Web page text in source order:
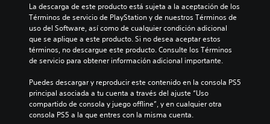
La descarga de este producto está sujeta a la aceptación de los
Términos de servicio de PlayStation y de nuestros Términos de
uso del Software, así como de cualquier condición adicional
que se aplique a este producto. Si no desea aceptar estos
términos, no descargue este producto. Consulte los Términos
de servicio para obtener información adicional importante.
Puedes descargar y reproducir este contenido en la consola PS5
principal asociada a tu cuenta a través del ajuste “Uso
compartido de consola y juego offline”, y en cualquier otra
consola PS5 a la que entres con la misma cuenta.